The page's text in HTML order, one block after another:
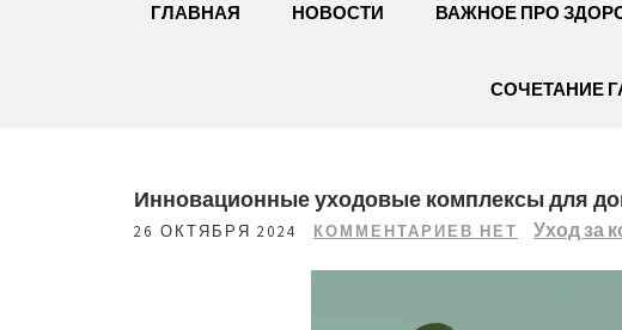
ГЛАВНАЯ НОВОСТИ ВАЖНОЕ ПРО
СОЧЕТАНИЕ
Инновационные уходовые комплексы для
26 ОКТЯБРЯ 2024 КОММЕНТАРИЕВ НЕТ Уход за